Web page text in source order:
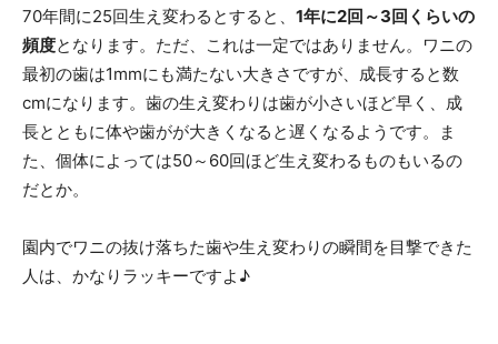
70年間に25回生え変わるとすると、 1年に2回～3回くらいの
頻度となります。ただ、これは一定ではありません。ワニの
最初の歯は1mmにも満たない大きさですが、成長すると数
cmになります。歯の生え変わりは歯が小さいほど早く、成
長とともに体や歯がが大きくなると遅くなるようです。ま
た、個体によっては50～60回ほど生え変わるものもいるの
だとか。
園内でワニの抜け落ちた歯や生え変わりの瞬間を目撃できた
人は、かなりラッキーですよ♪